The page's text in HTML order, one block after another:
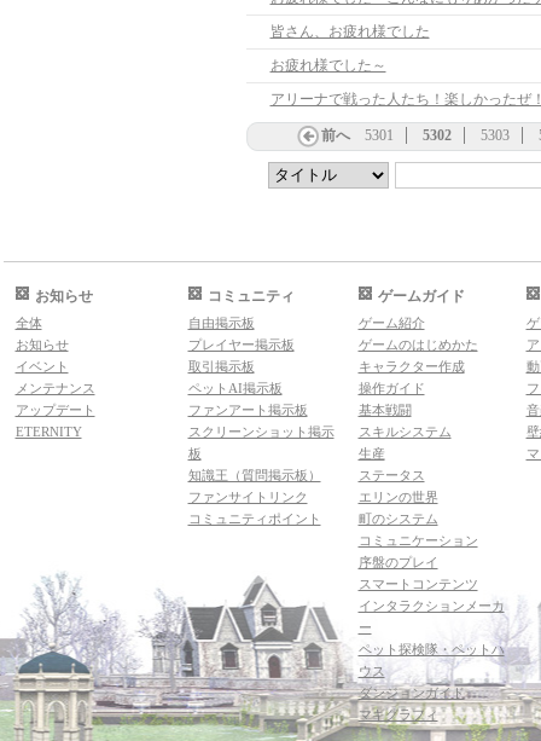
皆さん、お疲れ様でした
お疲れ様でした～
アリーナで戦った人たち！楽しかったぜ
前へ 5301 5302 5303
お知らせ
全体
お知らせ
イベント
メンテナンス
アップデート
ETERNITY
コミュニティ
自由掲示板
プレイヤー掲示板
取引掲示板
ペットAI掲示板
ファンアート掲示板
スクリーンショット掲示
板
知識王（質問掲示板）
ファンサイトリンク
コミュニティポイント
ゲームガイド
ゲーム紹介
ゲームのはじめかた
キャラクター作成
操作ガイド
基本戦闘
スキルシステム
生産
ステータス
エリンの世界
町のシステム
コミュニケーション
序盤のプレイ
スマートコンテンツ
インタラクションメーカ
ー
ペット探検隊・ペットハ
ウス
ダンジョンガイド
マギグラフィ